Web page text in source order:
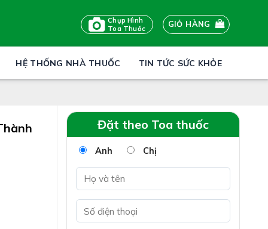
Chụp Hình
Toa Thuốc
GIỎ HÀNG
HỆ THỐNG NHÀ THUỐC TIN TỨC SỨC KHỎE
Đặt theo Toa thuốc
Anh Chị